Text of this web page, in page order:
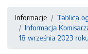
Informacje
Tablica
Informacja
18 września 2023 roku